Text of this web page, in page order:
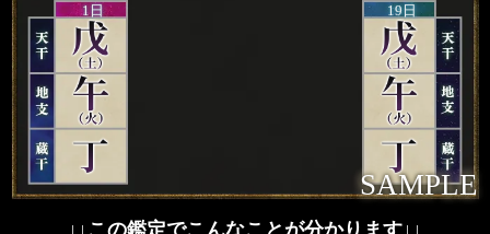
1日 19日
SAMPLE
↓↓この鑑定でこんなことが分かります↓↓